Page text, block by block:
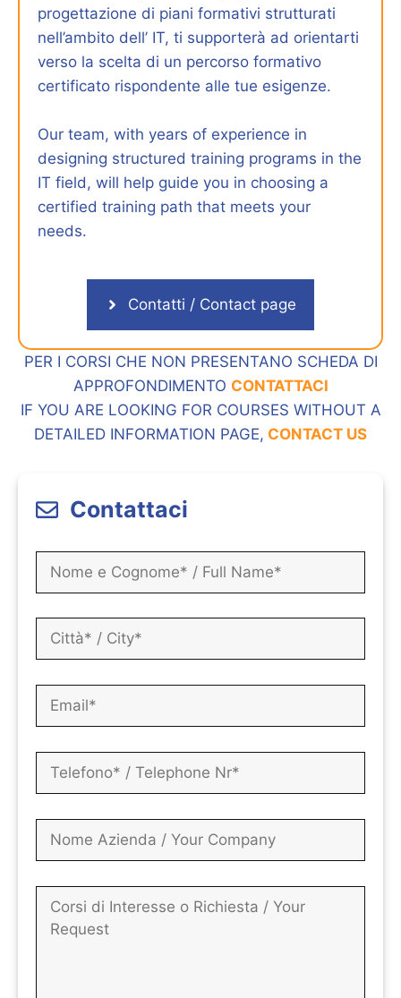
progettazione di piani formativi strutturati
nell’ambito dell’ IT, ti supporterà ad orientarti
verso la scelta di un percorso formativo
certificato rispondente alle tue esigenze.
Our team, with years of experience in
designing structured training programs in the
IT field, will help guide you in choosing a
certified training path that meets your
needs.
Contatti / Contact page
PER I CORSI CHE NON PRESENTANO SCHEDA DI
APPROFONDIMENTO CONTATTACI
IF YOU ARE LOOKING FOR COURSES WITHOUT A
DETAILED INFORMATION PAGE, CONTACT US
Contattaci